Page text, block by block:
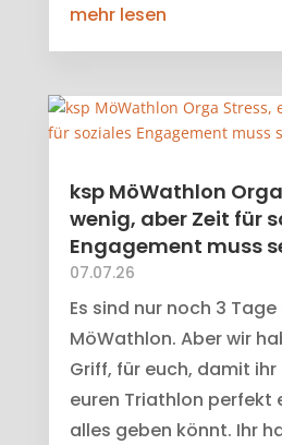
mehr lesen
ksp MöWathlon
wenig, aber Zeit für
Engagement muss
07.07.26
Es sind nur noch 3 Tage
MöWathlon. Aber wir
Griff, für euch, damit
euren Triathlon perfekt
alles geben könnt. Ihr